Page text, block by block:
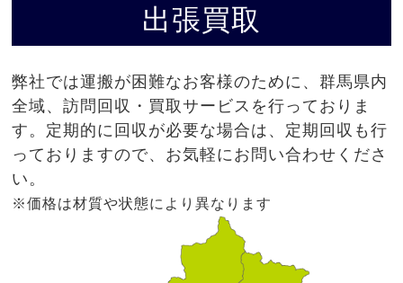
出張買取
弊社では運搬が困難なお客様のために、群馬県内
全域、訪問回収・買取サービスを行っておりま
す。定期的に回収が必要な場合は、定期回収も行
っておりますので、お気軽にお問い合わせくださ
い。
※価格は材質や状態により異なります